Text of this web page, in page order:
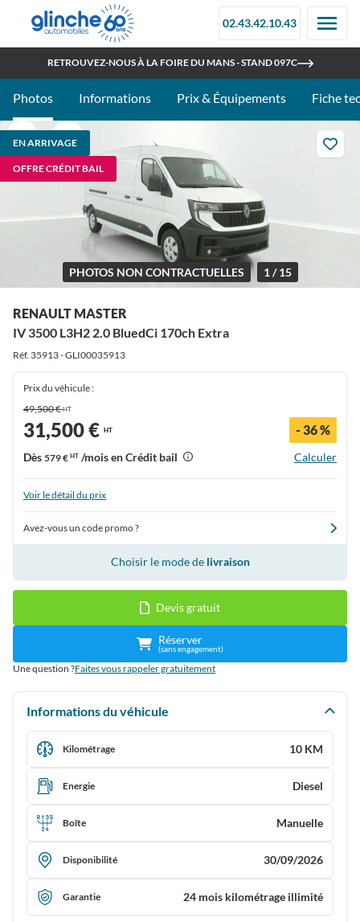
02.43.42.10.43
RETROUVEZ-NOUS À LA FOIRE DU MANS - STAND 097C
OUVERT TOUT L'ÉTÉ
Photos Informations Prix & Équipements Fiche
EN ARRIVAGE
OFFRE CRÉDIT BAIL
PHOTOS NON CONTRACTUELLES 1 / 15
RENAULT MASTER
IV 3500 L3H2 2.0 BluedCi 170ch Extra
Réf. 35913 - GLI00035913
Prix du véhicule :
49,500 €HT
31,500 € HT - 36 %
Dès 579 € HT /mois en Crédit bail Calculer
Voir le détail du prix
Avez-vous un code promo ?
Choisir le mode de livraison
Devis gratuit
Réserver
(sans engagement)
Une question ?Faites vous rappeler gratuitement
Informations du véhicule
Kilométrage 10 KM
Energie Diesel
Boîte Manuelle
Disponibilité 30/09/2026
Garantie 24 mois kilométrage illimité